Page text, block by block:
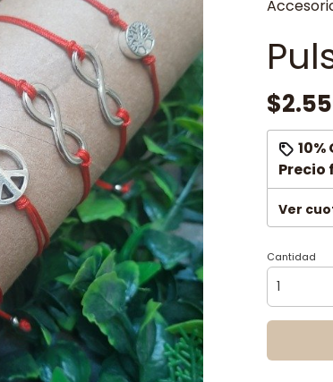
10%
Precio
Ver
Cantidad